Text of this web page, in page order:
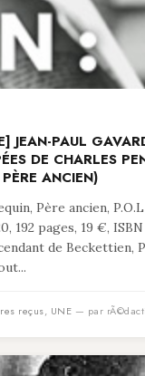
JEAN-PAUL
DE CHARLES
ANCIEN)
Père ancien,
192 pages, 19 €,
de Beckettien,
reçus, UNE — par